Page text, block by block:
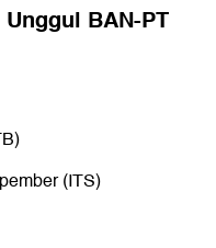
BAN-PT
(ITS)